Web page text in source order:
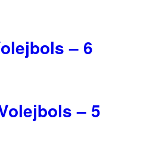
– 6
– 5